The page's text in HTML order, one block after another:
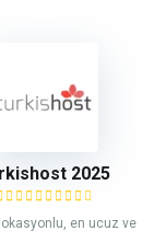
2025
en ucuz ve